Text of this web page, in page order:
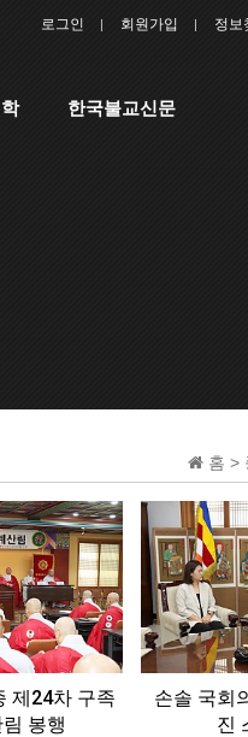
로그인 회원가입 정보
한국불교신문
홈 >
제24차 구족
봉행
손솔 국회
진